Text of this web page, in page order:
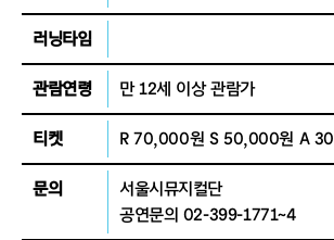
러닝타임
관람연령 만 12세 이상 관람가
티켓 R 70,000원 S 50,000원 A
문의
서울시뮤지컬단
공연문의 02-399-1771~4